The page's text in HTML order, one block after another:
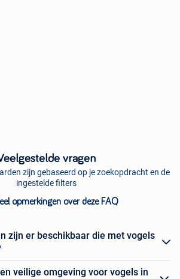
vragen
zijn gebaseerd op je zoekopdracht en de
ingestelde filters
opmerkingen over deze FAQ
zijn er beschikbaar die met vogels
veilige omgeving voor vogels in